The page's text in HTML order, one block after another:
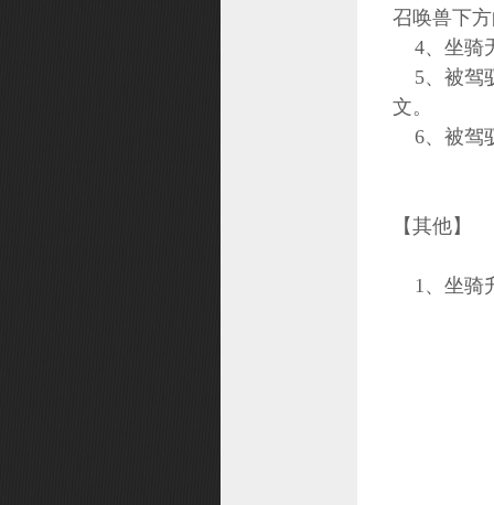
召唤兽下
4、坐骑
5、被驾
文。
6、被驾
【其他】
1、坐骑